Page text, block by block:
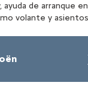
de arranque
volante y